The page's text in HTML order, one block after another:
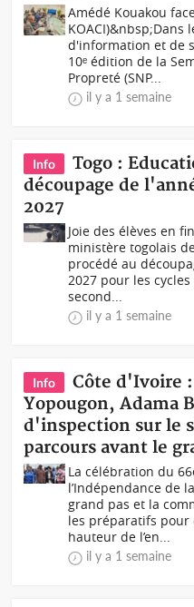
Amédé Kouakou
KOACI)&nbsp;Dans
d'information et de
10ᵉ édition de la
Propreté (SNP...
il y a 1 semaine
Info
Togo :
découpage de
2027
Joie des élèves en
ministère togolais
procédé au
2027 pour les
second...
il y a 1 semaine
Info
Côte d'Ivoire
Yopougon, Adama
d'inspection sur le
parcours avant le
La célébration du
l’Indépendance de
grand pas et la
les préparatifs
hauteur de l’en...
il y a 1 semaine